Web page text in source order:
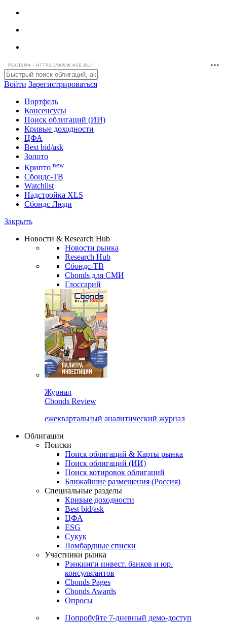
РЕКЛАМА • HTTPS://WWW.HSE.RU/
Войти Зарегистрироваться
Портфель
Консенсусы
Поиск облигаций (ИИ)
Кривые доходности
ЦФА
Best bid/ask
Золото
Крипто new
Watchlist
Сбондс Люди
Новости & Research Hub
Новости рынка
Research Hub
Сбондс-ТВ
Cbonds для СМИ
Глоссарий
Cbonds Review
ежеквартальный аналитический журнал
Облигации
Поиски
Поиск облигаций & Карты рынка
Поиск облигаций (ИИ)
Поиск котировок облигаций
Ближайшие размещения (Россия)
Специальные разделы
Кривые доходности
Best bid/ask
ЦФА
ESG
Сукук
Ломбардные списки
Участники рынка
Рэнкинги инвест. банков и юр.
Cbonds Pages